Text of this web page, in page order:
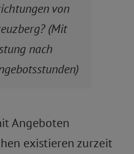
von
(Mit
nach
Angeboten
existieren zurzeit